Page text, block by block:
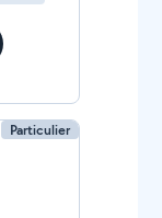
Particulier